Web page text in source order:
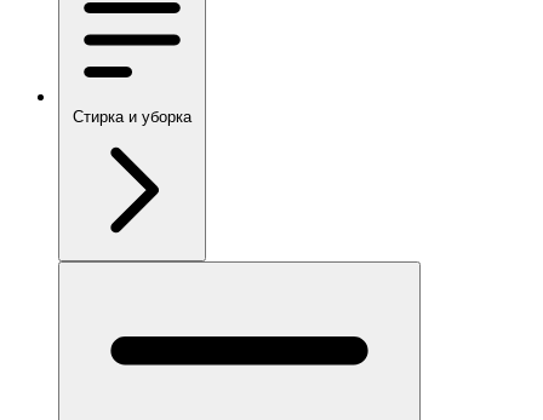
Стирка и уборка